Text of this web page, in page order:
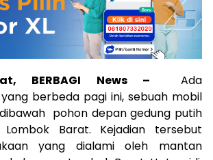
BERBAGI News –
Ada
berbeda pagi ini, sebuah mobil
pohon depan gedung putih
Barat. Kejadian tersebut
yang dialami oleh mantan